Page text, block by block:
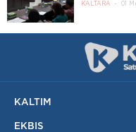
KALTARA 01
KALTIM
EKBIS